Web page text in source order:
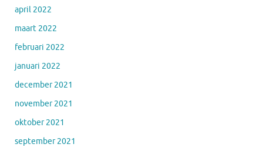
april 2022
maart 2022
februari 2022
januari 2022
december 2021
november 2021
oktober 2021
september 2021